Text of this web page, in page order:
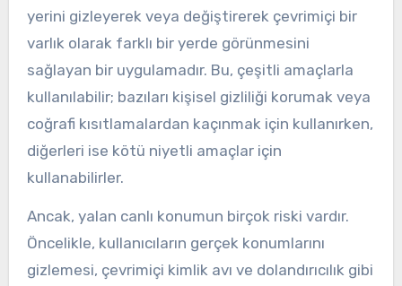
yerini gizleyerek veya değiştirerek çevrimiçi bir
varlık olarak farklı bir yerde görünmesini
sağlayan bir uygulamadır. Bu, çeşitli amaçlarla
kullanılabilir; bazıları kişisel gizliliği korumak veya
coğrafi kısıtlamalardan kaçınmak için kullanırken,
diğerleri ise kötü niyetli amaçlar için
kullanabilirler.
Ancak, yalan canlı konumun birçok riski vardır.
Öncelikle, kullanıcıların gerçek konumlarını
gizlemesi, çevrimiçi kimlik avı ve dolandırıcılık gibi